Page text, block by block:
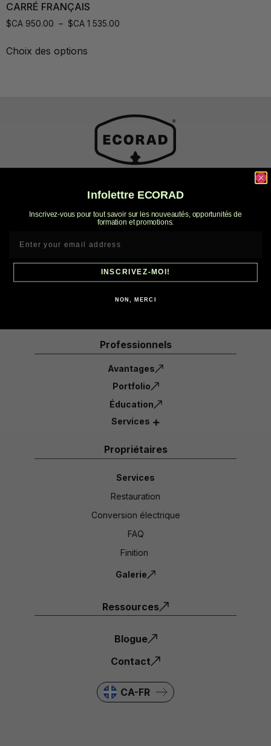
CARRÉ FRANÇAIS
$CA 950.00 – $CA 1 535.00
Choix des options
Ventes et usine
21 Rue Henri-Gamache
St-Jean-Port-Joli, Qc
G0R 3G0
1-855-632-6723
info@ecoradinc.com
Professionnels
Avantages
Portfolio
Éducation
Services
Propriétaires
Services
Restauration
Conversion électrique
FAQ
Finition
Galerie
Ressources
Blogue
Contact
CA-FR
Infolettre ECORAD
Inscrivez-vous pour tout savoir sur les nouveautés, opportunités de
formation et promotions.
INSCRIVEZ-MOI!
NON, MERCI